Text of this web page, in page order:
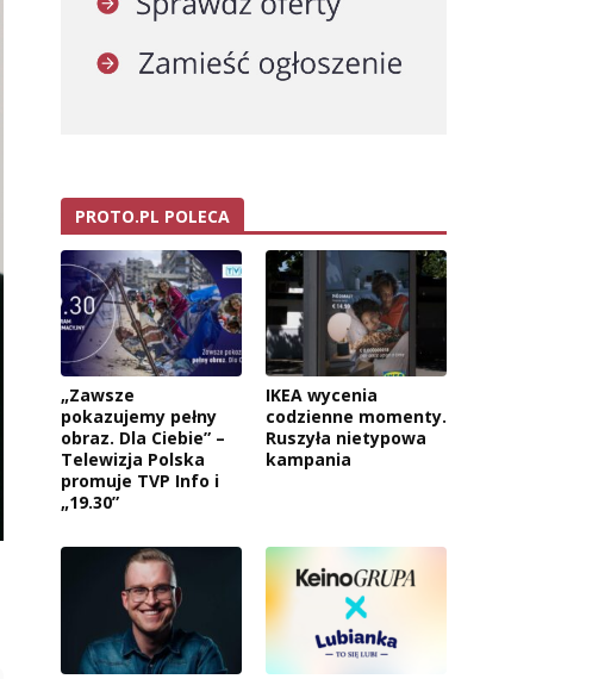
PROTO.PL POLECA
„Zawsze
pokazujemy pełny
obraz. Dla Ciebie” –
Telewizja Polska
promuje TVP Info i
„19.30”
IKEA wycenia
codzienne momenty.
Ruszyła nietypowa
kampania